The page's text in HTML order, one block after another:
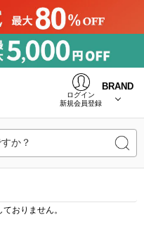
ログイン
新規会員登録
BRAND
か？
おりません。